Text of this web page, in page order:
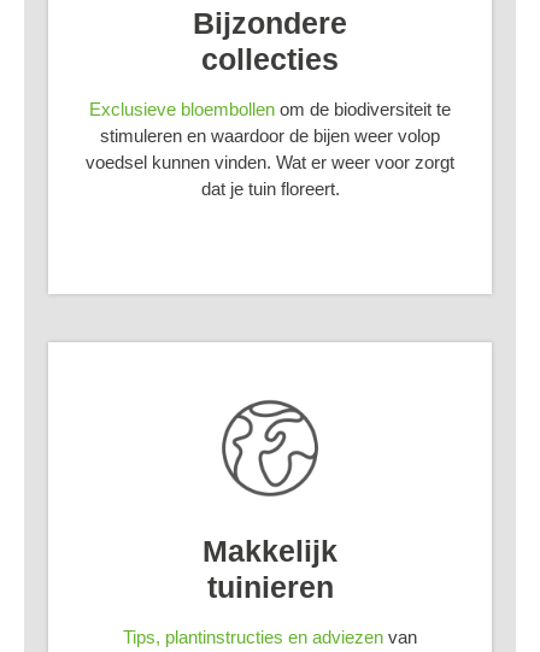
Bijzondere
collecties
Exclusieve bloembollen om de biodiversiteit te
stimuleren en waardoor de bijen weer volop
voedsel kunnen vinden. Wat er weer voor zorgt
dat je tuin floreert.
Makkelijk
tuinieren
Tips, plantinstructies en adviezen van